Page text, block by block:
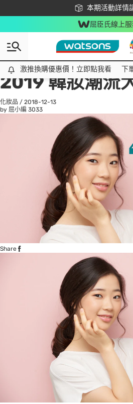
本期活動詳情
下載app最高回
屈臣氏線上
激推換購優惠價！立即點我看
激推換購優惠價！立即點我看 下
All
話題趨勢
2019 韓妝潮流
化妝品 / 2018-12-13
by 屈小編 3033
Share